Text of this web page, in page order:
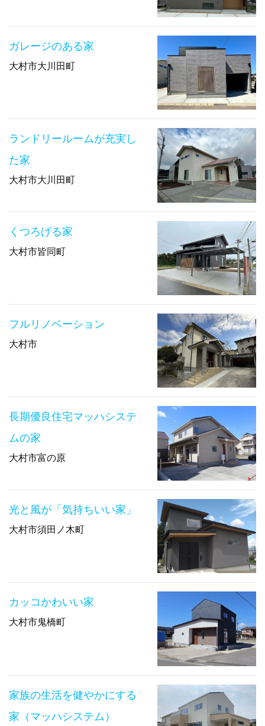
ガレージのある家
大村市大川田町
ランドリールームが充実し
た家
大村市大川田町
くつろげる家
大村市皆同町
フルリノベーション
大村市
長期優良住宅マッハシステ
ムの家
大村市富の原
光と風が「気持ちいい家」
大村市須田ノ木町
カッコかわいい家
大村市鬼橋町
家族の生活を健やかにする
家（マッハシステム）